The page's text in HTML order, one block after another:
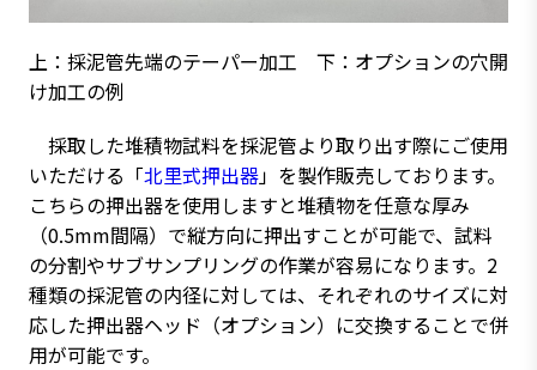
上：採泥管先端のテーパー加工 下：オプションの穴開
け加工の例
採取した堆積物試料を採泥管より取り出す際にご使用
いただける「北里式押出器」を製作販売しております。
こちらの押出器を使用しますと堆積物を任意な厚み
（0.5mm間隔）で縦方向に押出すことが可能で、試料
の分割やサブサンプリングの作業が容易になります。2
種類の採泥管の内径に対しては、それぞれのサイズに対
応した押出器ヘッド（オプション）に交換することで併
用が可能です。